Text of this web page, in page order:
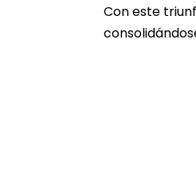
Con este